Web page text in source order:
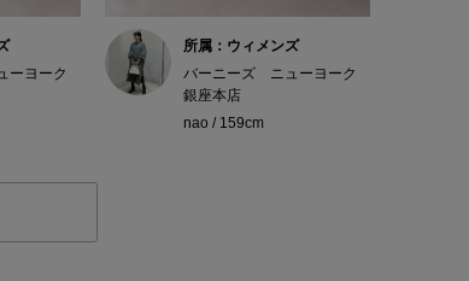
ーヨーク
所属：ウィメンズ
バーニーズ ニューヨーク
銀座本店
nao / 159cm